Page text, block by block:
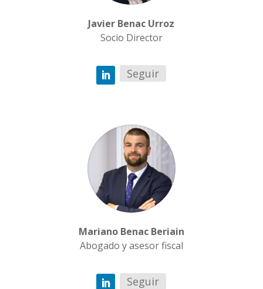
Javier Benac Urroz
Socio Director
Seguir
Mariano Benac Beriain
Abogado y asesor fiscal
Seguir